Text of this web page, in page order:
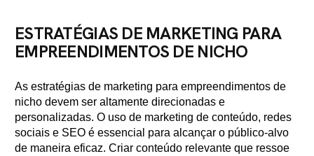
ESTRATÉGIAS DE MARKETING PARA
EMPREENDIMENTOS DE NICHO
As estratégias de marketing para empreendimentos de
nicho devem ser altamente direcionadas e
personalizadas. O uso de marketing de conteúdo, redes
sociais e SEO é essencial para alcançar o público-alvo
de maneira eficaz. Criar conteúdo relevante que ressoe